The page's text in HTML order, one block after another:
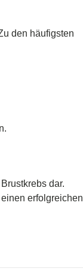
den häufigsten
dar.
erfolgreichen